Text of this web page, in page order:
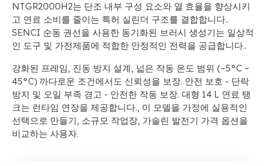
NTGR2000H2는 단조 내부 구성 요소와 열 효율을 향상시키
고 연료 소비를 줄이는 특허 실린더 구조를 결합합니다..
SENCI 순동 권선을 사용한 동기화된 브러시 생성기는 일상적
인 도구 및 가전제품에 적합한 안정적인 전력을 공급합니다..
강화된 프레임, 진동 방지 설계, 넓은 작동 온도 범위 (–5°C ~
45°C) 까다로운 조건에서도 신뢰성을 보장. 안전 보호 - 단락
방지 및 오일 부족 경고 - 안전한 작동 보장. 대형 14 L 연료 탱
크는 런타임 연장을 제공합니다., 이 모델을 가정에 실용적인
선택으로 만들기, 소규모 작업장, 가솔린 발전기 가격 옵션을
비교하는 사용자.